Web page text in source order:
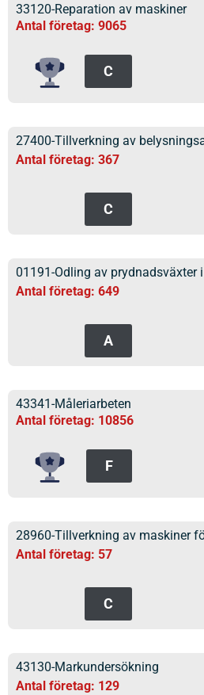
33120-Reparation av maskiner
Antal företag: 9065
C
27400-Tillverkning av
Antal företag: 367
C
01191-Odling av prydnadsväxter
Antal företag: 649
A
43341-Måleriarbeten
Antal företag: 10856
F
28960-Tillverkning av maskiner
Antal företag: 57
C
43130-Markundersökning
Antal företag: 129